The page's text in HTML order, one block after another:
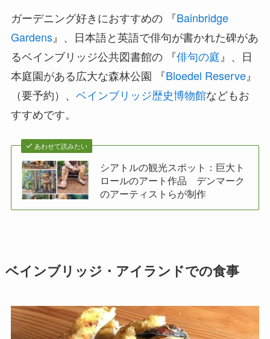
ガーデニング好きにおすすめの 『Bainbridge
Gardens』、日本語と英語で俳句が書かれた碑があ
るベインブリッジ公共図書館の 『俳句の庭 』、日
本庭園がある広大な森林公園 『Bloedel Reserve』
（要予約）、 ベインブリッジ歴史博物館などもお
すすめです。
あわせて読みたい
シアトルの観光スポット：巨大ト
ロールのアート作品 デンマーク
のアーティストらが制作
ベインブリッジ・アイランドでの食事